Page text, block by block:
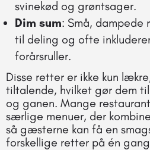
svinekød og grøntsager.
Dim sum: Små, dampede
til deling og ofte
forårsruller.
Disse retter er ikke kun
tiltalende, hvilket gør dem
og ganen. Mange
særlige menuer, der
så gæsterne kan få en
forskellige retter på én